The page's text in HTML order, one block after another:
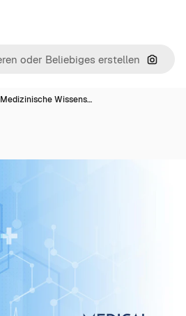
Nach
Medizinische Wissens…